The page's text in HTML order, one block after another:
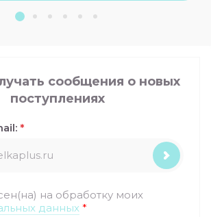
сообщения о новых
поступлениях
на обработку моих
данных *
*